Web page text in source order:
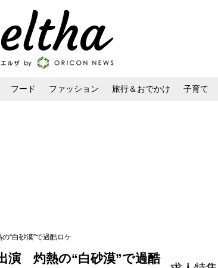
フード ファッション 旅行＆おでかけ 子育て
“白砂漠”で過酷ロケ
演 灼熱の“白砂漠”で過酷